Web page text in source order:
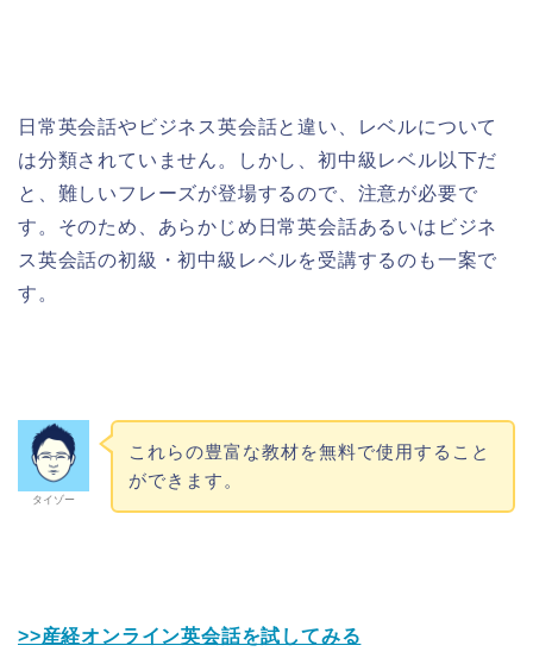
日常英会話やビジネス英会話と違い、レベルについて
は分類されていません。しかし、初中級 レベル以下だ
と、難しいフレーズが登場するので、注意が必要で
す。 そのため、あらかじめ日常英会話あるいはビジネ
ス英会話の初級・初中級レベルを受講するのも一案で
す。
タイゾー
これらの豊富な教材を無料で使用すること
ができます。
>>産経オンライン英会話を試してみる